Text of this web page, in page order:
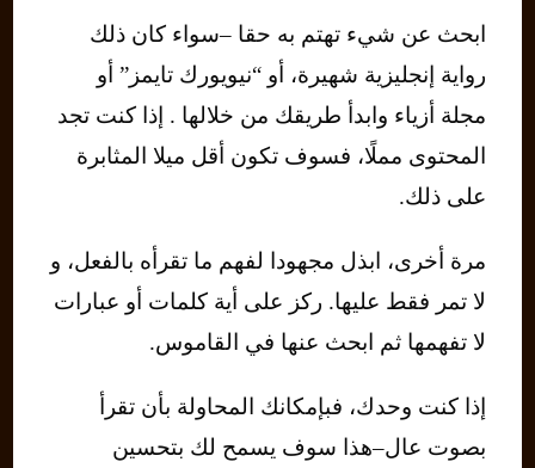
ابحث عن شيء تهتم به حقا –سواء كان ذلك
رواية إنجليزية شهيرة، أو “نيويورك تايمز” أو
مجلة أزياء وابدأ طريقك من خلالها . إذا كنت تجد
المحتوى مملًا، فسوف تكون أقل ميلا المثابرة
على ذلك.
مرة أخرى، ابذل مجهودا لفهم ما تقرأه بالفعل، و
لا تمر فقط عليها. ركز على أية كلمات أو عبارات
لا تفهمها ثم ابحث عنها في القاموس.
إذا كنت وحدك، فبإمكانك المحاولة بأن تقرأ
بصوت عال–هذا سوف يسمح لك بتحسين